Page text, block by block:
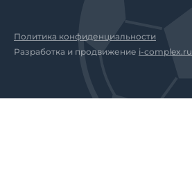
Политика конфиденциальности
Разработка и продвижение i-complex.ru